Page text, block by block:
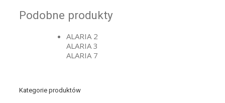
Podobne produkty
ALARIA 2
ALARIA 3
ALARIA 7
Kategorie produktów